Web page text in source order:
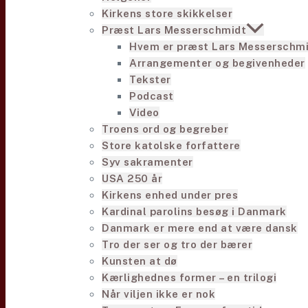
Kirkens store skikkelser
Præst Lars Messerschmidt
Hvem er præst Lars
Arrangementer og begivenheder
Tekster
Podcast
Video
Troens ord og begreber
Store katolske forfattere
Syv sakramenter
USA 250 år
Kirkens enhed under pres
Kardinal parolins besøg i Danmark
Danmark er mere end at være dansk
Tro der ser og tro der bærer
Kunsten at dø
Kærlighednes former – en trilogi
Når viljen ikke er nok